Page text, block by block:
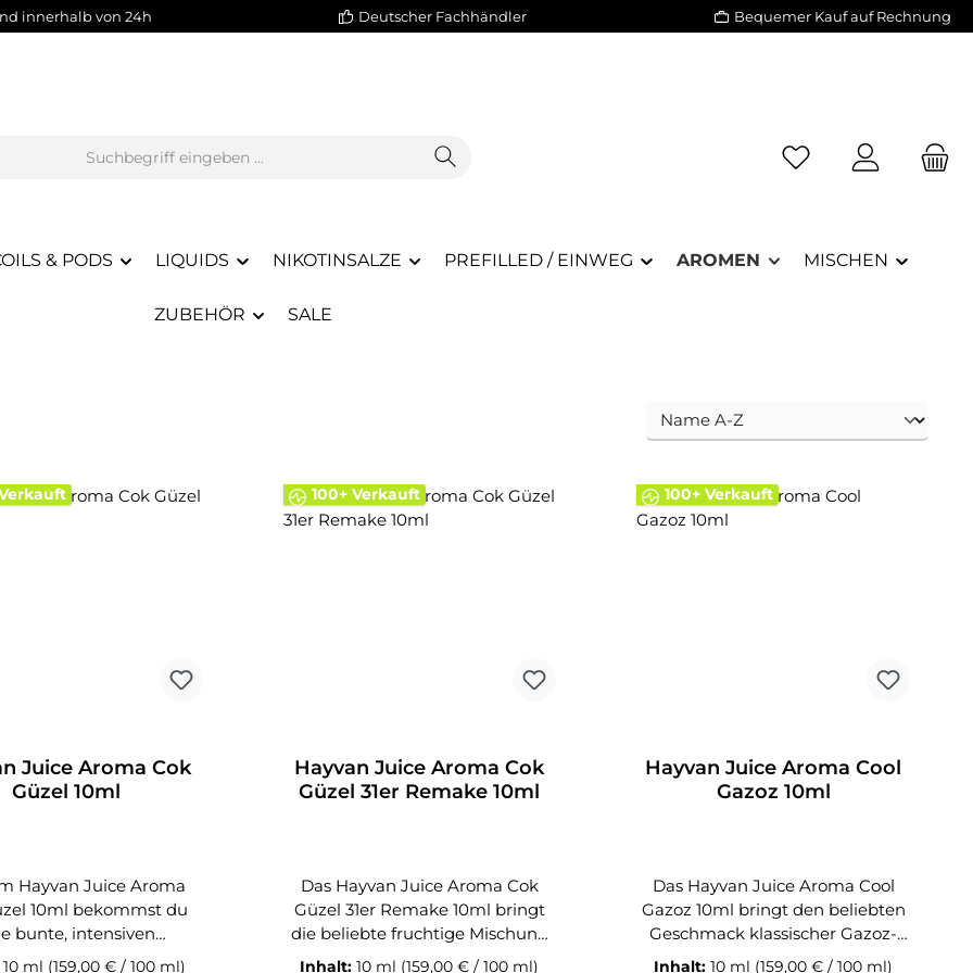
innerhalb von 24h Deutscher Fachhändler Bequemer Kauf auf Rechnung
Du hast 0 Produkte
& PODS LIQUIDS NIKOTINSALZE PREFILLED / EINWEG AROMEN MISCHEN
ZUBEHÖR SALE
Juice Aroma Cok
Güzel 10ml
Hayvan Juice Aroma
10ml bekommst du
bunte, intensiven
der seinem
10 ml (159,00 € / 100 ml)
100+ Verkauft
Hayvan Juice Aroma Cok
Güzel 31er Remake 10ml
Das Hayvan Juice Aroma Cok
Güzel 31er Remake 10ml bringt
die beliebte fruchtige Mischung
des Originals in einer neu
Inhalt:10 ml (159,00 € / 100 ml)
100+ Verkauft
Hayvan Juice Aroma Cool
Gazoz 10ml
Das Hayvan Juice Aroma Cool
Gazoz 10ml bringt den beliebten
Geschmack klassischer Gazoz-
Limonade in Kombination mit
Inhalt:10 ml (159,00 € / 100 ml)